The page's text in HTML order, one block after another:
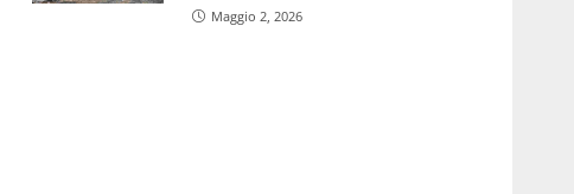
Maggio 2, 2026